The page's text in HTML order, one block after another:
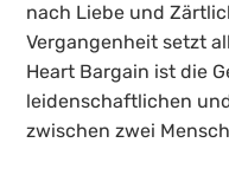
nach Liebe und
Vergangenheit setzt
Heart Bargain ist die
leidenschaftlichen
zwischen zwei